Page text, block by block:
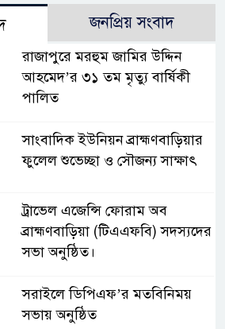
জনপ্রিয় সংবাদ
রাজাপুরে মরহুম জামির উদ্দিন
আহমেদ’র ৩১ তম মৃত্যু বার্ষিকী
পালিত
সাংবাদিক ইউনিয়ন ব্রাহ্মণবাড়িয়ার
ফুলেল শুভেচ্ছা ও সৌজন্য সাক্ষাৎ
ট্রাভেল এজেন্সি ফোরাম অব
ব্রাহ্মণবাড়িয়া (টিএএফবি) সদস্যদের
সভা অনুষ্ঠিত।
সরাইলে ডিপিএফ’র মতবিনিময়
সভায় অনুষ্ঠিত